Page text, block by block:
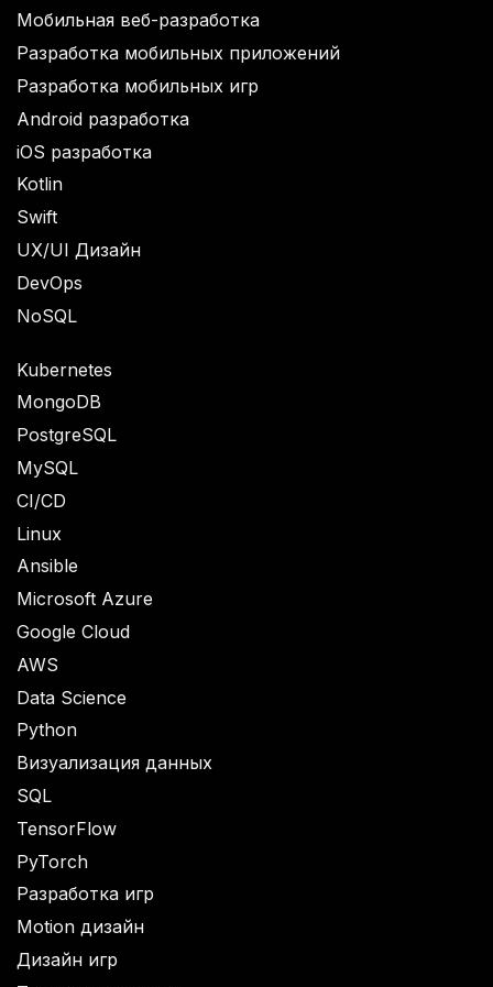
Мобильная веб-разработка
Разработка мобильных приложений
Разработка мобильных игр
Android разработка
iOS разработка
Kotlin
Swift
UX/UI Дизайн
DevOps
NoSQL
Kubernetes
MongoDB
PostgreSQL
MySQL
CI/CD
Linux
Ansible
Microsoft Azure
Google Cloud
AWS
Data Science
Python
Визуализация данных
SQL
TensorFlow
PyTorch
Разработка игр
Motion дизайн
Дизайн игр